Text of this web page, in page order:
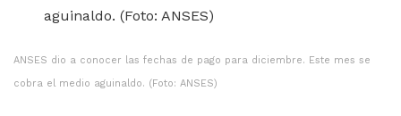
ANSES dio a conocer las fechas de pago para diciembre. Este mes se
cobra el medio aguinaldo. (Foto: ANSES)